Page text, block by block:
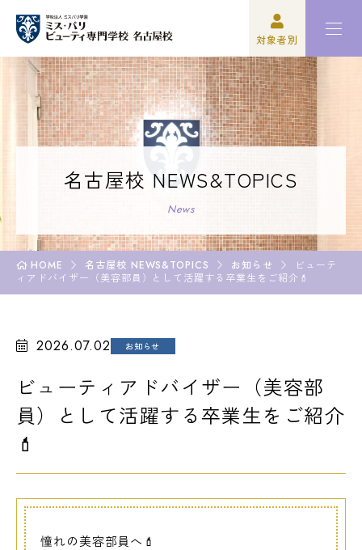
対象者別
高校3年生の方
再進学をご検討の方
保護者の方
企業の方
卒業生の方
ミスパリについて
学科紹介
オープンキャンパス・イベント
入学案内
学園生活
高校3年生の方
LINE友だち登録 よくある質問アクセス
情報の公開
カリキュラム・シラバス
名古屋校 NEWS&TOPICS
News
HOME 名古屋校 NEWS&TOPICS お知らせ
ビューテ
ィアドバイザー（美容部員）として活躍する卒業生をご紹介💄
2026.07.02 お知らせ
ビューティアドバイザー（美容部
員）として活躍する卒業生をご紹介
💄
憧れの美容部員へ💄